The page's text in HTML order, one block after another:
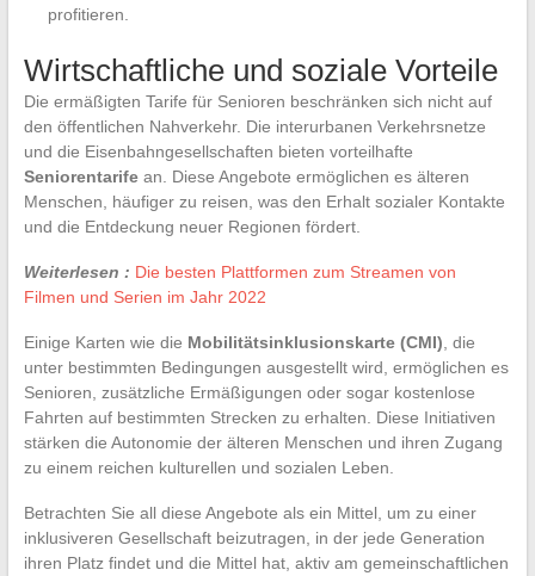
profitieren.
Wirtschaftliche und soziale Vorteile
Die ermäßigten Tarife für Senioren beschränken sich nicht auf
den öffentlichen Nahverkehr. Die interurbanen Verkehrsnetze
und die Eisenbahngesellschaften bieten vorteilhafte
Seniorentarifean. Diese Angebote ermöglichen es älteren
Menschen, häufiger zu reisen, was den Erhalt sozialer Kontakte
und die Entdeckung neuer Regionen fördert.
Weiterlesen : Die besten Plattformen zum Streamen von
Filmen und Serien im Jahr 2022
Einige Karten wie die Mobilitätsinklusionskarte (CMI) , die
unter bestimmten Bedingungen ausgestellt wird, ermöglichen es
Senioren, zusätzliche Ermäßigungen oder sogar kostenlose
Fahrten auf bestimmten Strecken zu erhalten. Diese Initiativen
stärken die Autonomie der älteren Menschen und ihren Zugang
zu einem reichen kulturellen und sozialen Leben.
Betrachten Sie all diese Angebote als ein Mittel, um zu einer
inklusiveren Gesellschaft beizutragen, in der jede Generation
ihren Platz findet und die Mittel hat, aktiv am gemeinschaftlichen